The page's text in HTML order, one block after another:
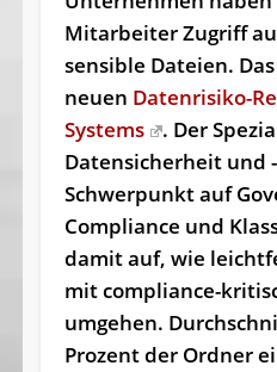
Mitarbeiter Zugriff
sensible Dateien.
neuen Datenrisiko-
Systems
. Der
Datensicherheit und
Schwerpunkt auf
Compliance und
damit auf, wie
mit compliance-
umgehen.
Prozent der Ordner